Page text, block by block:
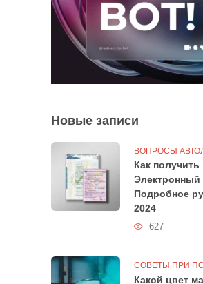
Новые записи
ВОПРОСЫ
Как получить
Подробное
2024
627
СОВЕТЫ ПРИ
Какой цвет